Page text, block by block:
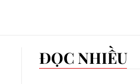
ĐỌC NHIỀU